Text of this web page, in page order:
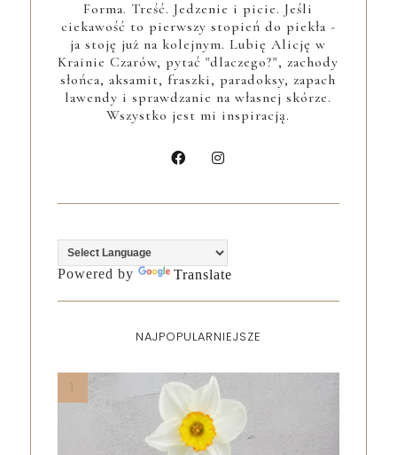
Forma. Treść. Jedzenie i picie. Jeśli
ciekawość to pierwszy stopień do piekła -
ja stoję już na kolejnym. Lubię Alicję w
Krainie Czarów, pytać "dlaczego?", zachody
słońca, aksamit, fraszki, paradoksy, zapach
lawendy i sprawdzanie na własnej skórze.
Wszystko jest mi inspiracją.
Powered by Translate
NAJPOPULARNIEJSZE